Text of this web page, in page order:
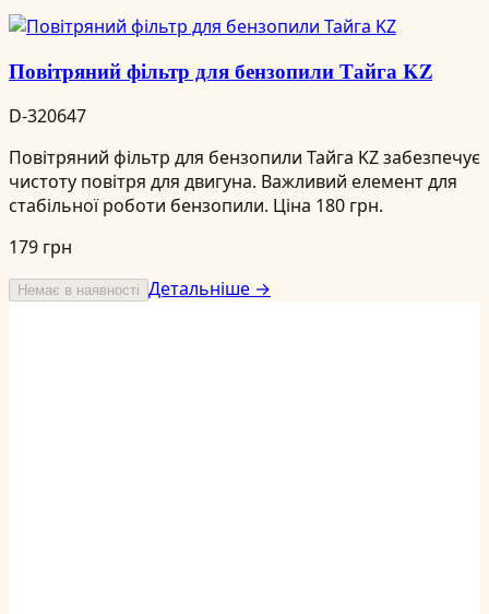
Повітряний фільтр для бензопили Тайга KZ
D-320647
Повітряний фільтр для бензопили Тайга KZ забезпечує
чистоту повітря для двигуна. Важливий елемент для
стабільної роботи бензопили. Ціна 180 грн.
179 грн
Немає в наявності Детальніше →